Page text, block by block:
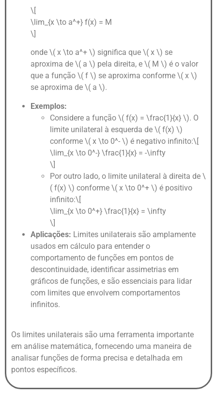
\[
\lim_{x \to a^+} f(x) = M
\]
onde \( x \to a^+ \) significa que \( x \) se
aproxima de \( a \) pela direita, e \( M \) é o valor
que a função \( f \) se aproxima conforme \( x \)
se aproxima de \( a \).
Exemplos:
Considere a função \( f(x) = \frac{1}{x} \). O
limite unilateral à esquerda de \( f(x) \)
conforme \( x \to 0^- \) é negativo infinito:\[
\lim_{x \to 0^-} \frac{1}{x} = -\infty
\]
Por outro lado, o limite unilateral à direita de \
( f(x) \) conforme \( x \to 0^+ \) é positivo
infinito:\[
\lim_{x \to 0^+} \frac{1}{x} = \infty
\]
Aplicações: Limites unilaterais são amplamente
usados em cálculo para entender o
comportamento de funções em pontos de
descontinuidade, identificar assimetrias em
gráficos de funções, e são essenciais para lidar
com limites que envolvem comportamentos
infinitos.
Os limites unilaterais são uma ferramenta importante
em análise matemática, fornecendo uma maneira de
analisar funções de forma precisa e detalhada em
pontos específicos.